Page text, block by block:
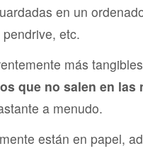
en un
etc.
más
que no salen en las
a menudo.
están en papel,